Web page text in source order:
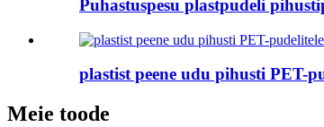
Puhastuspesu plastpudeli
plastist peene udu pihusti PET-
Meie toode